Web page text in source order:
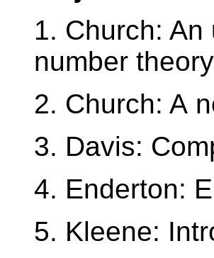
1. Church:
number theory
2. Church: A
3. Davis:
4. Enderton:
5. Kleene: